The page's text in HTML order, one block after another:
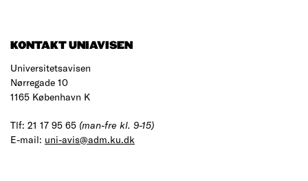
KONTAKT UNIAVISEN
Universitetsavisen
Nørregade 10
1165 København K
Tlf: 21 17 95 65 (man-fre kl. 9-15)
E-mail: uni-avis@adm.ku.dk